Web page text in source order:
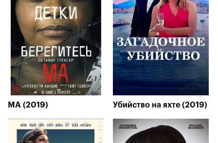
МА (2019) Убийство на яхте (2019)